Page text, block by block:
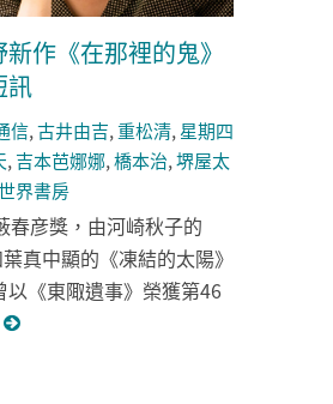
作《在那裡的鬼》
訊
信,古井由吉,重松清, 星期四
, 吉本芭娜娜,橋本治,堺屋太
界書房
春彦獎，由河崎秋子的
真中顯的《凍結的太陽》
以《東陬遺事》榮獲第46